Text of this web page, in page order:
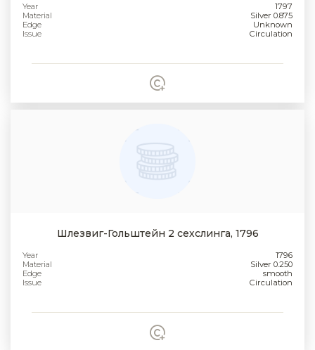
Year
1797
Material
Silver 0.875
Edge
Unknown
Issue
Circulation
Шлезвиг-Гольштейн 2 сехслинга, 1796
Year
1796
Material
Silver 0.250
Edge
smooth
Issue
Circulation